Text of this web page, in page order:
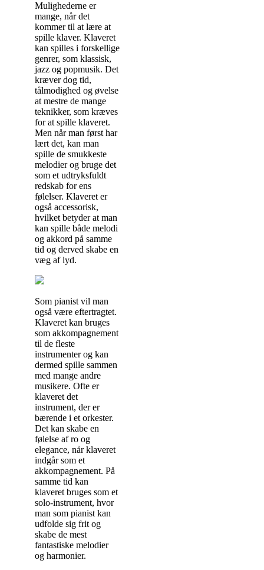
Mulighederne er
mange, når det
kommer til at lære at
spille klaver. Klaveret
kan spilles i forskellige
genrer, som klassisk,
jazz og popmusik. Det
kræver dog tid,
tålmodighed og øvelse
at mestre de mange
teknikker, som kræves
for at spille klaveret.
Men når man først har
lært det, kan man
spille de smukkeste
melodier og bruge det
som et udtryksfuldt
redskab for ens
følelser. Klaveret er
også accessorisk,
hvilket betyder at man
kan spille både melodi
og akkord på samme
tid og derved skabe en
væg af lyd.
Som pianist vil man
også være eftertragtet.
Klaveret kan bruges
som akkompagnement
til de fleste
instrumenter og kan
dermed spille sammen
med mange andre
musikere. Ofte er
klaveret det
instrument, der er
bærende i et orkester.
Det kan skabe en
følelse af ro og
elegance, når klaveret
indgår som et
akkompagnement. På
samme tid kan
klaveret bruges som et
solo-instrument, hvor
man som pianist kan
udfolde sig frit og
skabe de mest
fantastiske melodier
og harmonier.